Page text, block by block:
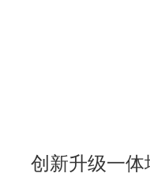
创新升级一